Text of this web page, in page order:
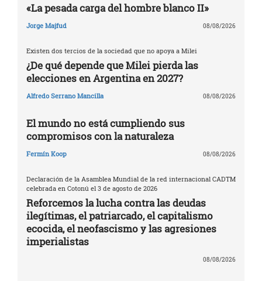
«La pesada carga del hombre blanco II»
Jorge Majfud 08/08/2026
Existen dos tercios de la sociedad que no apoya a Milei
¿De qué depende que Milei pierda las
elecciones en Argentina en 2027?
Alfredo Serrano Mancilla 08/08/2026
El mundo no está cumpliendo sus
compromisos con la naturaleza
Fermín Koop 08/08/2026
Declaración de la Asamblea Mundial de la red internacional CADTM
celebrada en Cotonú el 3 de agosto de 2026
Reforcemos la lucha contra las deudas
ilegítimas, el patriarcado, el capitalismo
ecocida, el neofascismo y las agresiones
imperialistas
08/08/2026